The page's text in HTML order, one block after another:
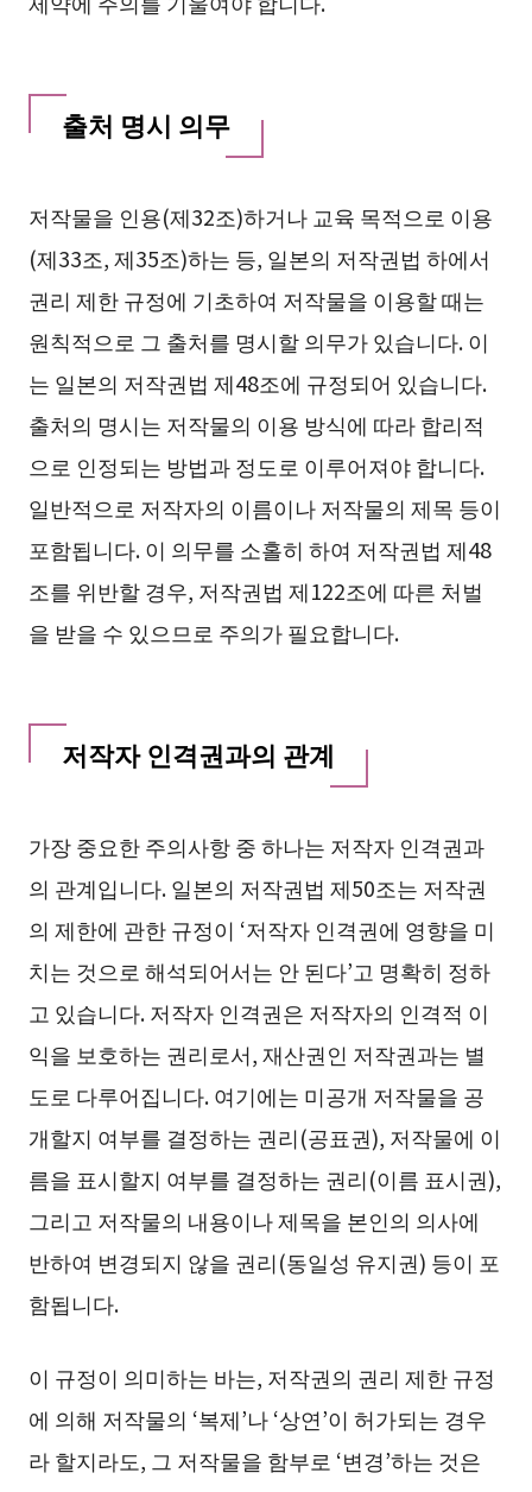
출처 명시 의무
저작물을 인용(제32조)하거나 교육 목적으로 이용
(제33조, 제35조)하는 등, 일본의 저작권법 하에서
권리 제한 규정에 기초하여 저작물을 이용할 때는
원칙적으로 그 출처를 명시할 의무가 있습니다. 이
는 일본의 저작권법 제48조에 규정되어 있습니다.
출처의 명시는 저작물의 이용 방식에 따라 합리적
으로 인정되는 방법과 정도로 이루어져야 합니다.
일반적으로 저작자의 이름이나 저작물의 제목 등이
포함됩니다. 이 의무를 소홀히 하여 저작권법 제48
조를 위반할 경우, 저작권법 제122조에 따른 처벌
을 받을 수 있으므로 주의가 필요합니다.
저작자 인격권과의 관계
가장 중요한 주의사항 중 하나는 저작자 인격권과
의 관계입니다. 일본의 저작권법 제50조는 저작권
의 제한에 관한 규정이 ‘저작자 인격권에 영향을 미
치는 것으로 해석되어서는 안 된다’고 명확히 정하
고 있습니다. 저작자 인격권은 저작자의 인격적 이
익을 보호하는 권리로서, 재산권인 저작권과는 별
도로 다루어집니다. 여기에는 미공개 저작물을 공
개할지 여부를 결정하는 권리(공표권), 저작물에 이
름을 표시할지 여부를 결정하는 권리(이름 표시권),
그리고 저작물의 내용이나 제목을 본인의 의사에
반하여 변경되지 않을 권리(동일성 유지권) 등이 포
함됩니다.
이 규정이 의미하는 바는, 저작권의 권리 제한 규정
에 의해 저작물의 ‘복제’나 ‘상연’이 허가되는 경우
라 할지라도, 그 저작물을 함부로 ‘변경’하는 것은